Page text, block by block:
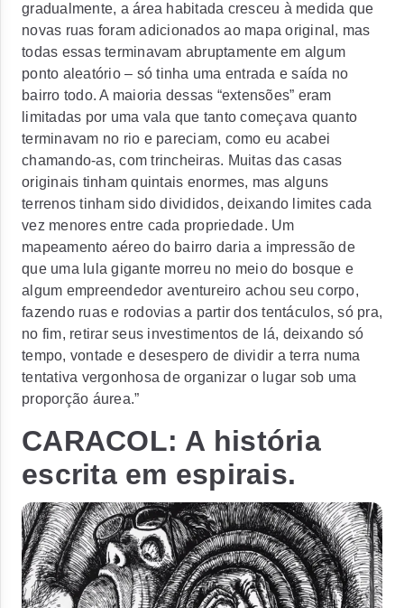
gradualmente, a área habitada cresceu à medida que
novas ruas foram adicionados ao mapa original, mas
todas essas terminavam abruptamente em algum
ponto aleatório – só tinha uma entrada e saída no
bairro todo. A maioria dessas “extensões” eram
limitadas por uma vala que tanto começava quanto
terminavam no rio e pareciam, como eu acabei
chamando-as, com trincheiras. Muitas das casas
originais tinham quintais enormes, mas alguns
terrenos tinham sido divididos, deixando limites cada
vez menores entre cada propriedade. Um
mapeamento aéreo do bairro daria a impressão de
que uma lula gigante morreu no meio do bosque e
algum empreendedor aventureiro achou seu corpo,
fazendo ruas e rodovias a partir dos tentáculos, só pra,
no fim, retirar seus investimentos de lá, deixando só
tempo, vontade e desespero de dividir a terra numa
tentativa vergonhosa de organizar o lugar sob uma
proporção áurea.”
CARACOL: A história
escrita em espirais.